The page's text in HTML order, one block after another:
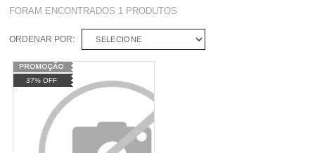
FORAM ENCONTRADOS 1 PRODUTOS
ORDENAR POR: SELECIONE
37% OFF